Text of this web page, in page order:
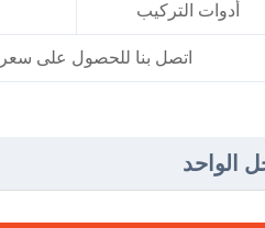
أدوات التركيب
اتصل بنا للحصول على سعر النظام الشمسي بقدرة
الواحد